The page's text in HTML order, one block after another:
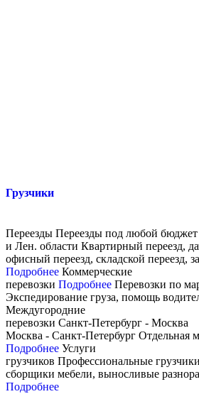
Грузчики
Переезды Переезды под любой
и Лен. области Квартирный переезд,
офисный переезд, складской переезд,
Подробнее Коммерческие
перевозки Подробнее Перевозки по
Экспедирование груза, помощь
Междугородние
перевозки Санкт-Петербург - Москва
Москва - Санкт-Петербург Отдельная
Подробнее Услуги
грузчиков Профессиональные
сборщики мебели, выносливые
Подробнее